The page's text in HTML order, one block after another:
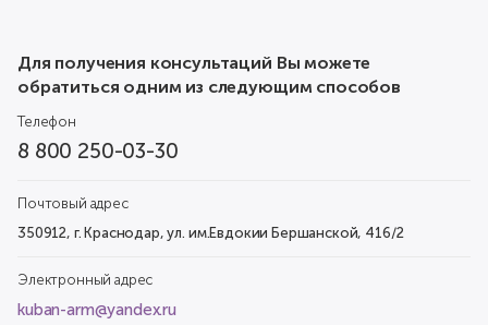
Для получения консультаций Вы можете
обратиться одним из следующим способов
Телефон
8 800 250-03-30
Почтовый адрес
350912, г. Краснодар, ул. им.Евдокии Бершанской, 416/2
Электронный адрес
kuban-arm@yandex.ru